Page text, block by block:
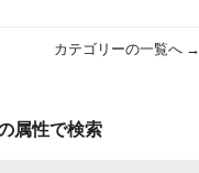
カテゴリーの一覧へ →
属性で検索